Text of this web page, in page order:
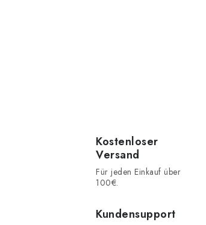
Kostenloser
Versand
Für jeden Einkauf über
100€.
Kundensupport